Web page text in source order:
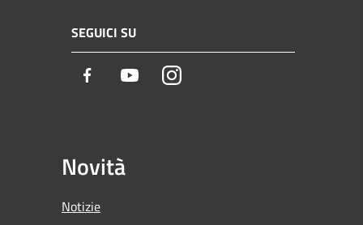
SEGUICI SU
Facebook YoutubeInstagram
Novità
Notizie